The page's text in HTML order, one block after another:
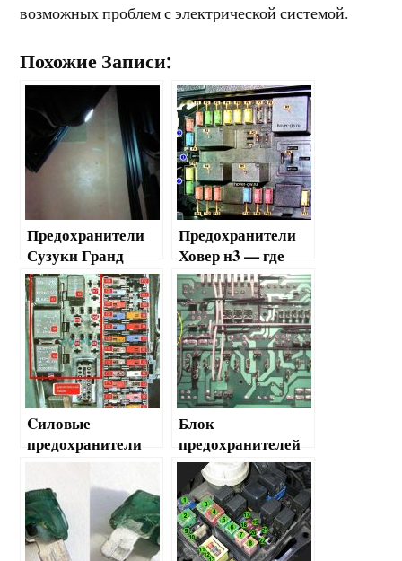
возможных проблем с электрической системой.
Похожие Записи:
Предохранители
Сузуки Гранд
Витара — где
найти, замена
Предохранители
Ховер н3 — где
найти, как
поменять
Cиловые
предохранители
Газель — где
найти и как
поменять
Блок
предохранителей
ваз 2108 — где
найти, как
поменять